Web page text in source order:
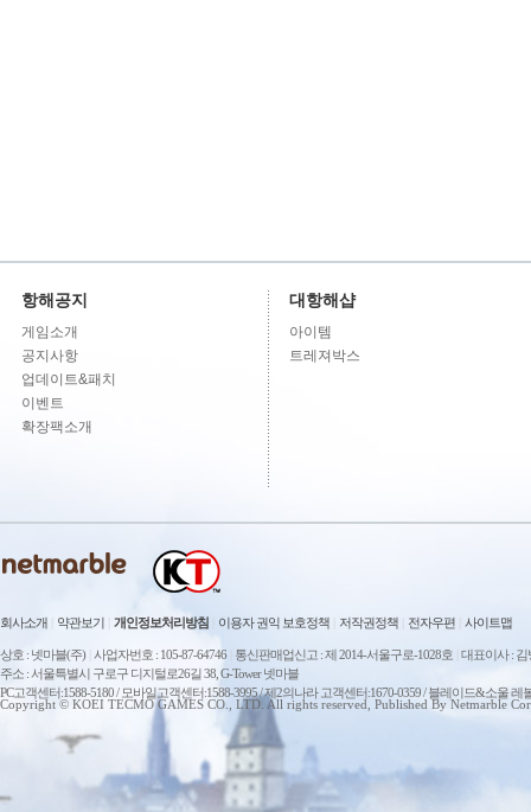
항해공지
게임소개
공지사항
업데이트&패치
이벤트
확장팩소개
대항해샵
아이템
트레져박스
회사소개 약관보기 개인정보처리방침 이용자 권익 보호정책 저작권정책 전자우편 사이트맵
상호 : 넷마블(주) 사업자번호 : 105-87-64746 통신판매업신고 : 제 2014-서울구로-1028호 대표이사 : 김
주소 : 서울특별시 구로구 디지털로26길 38, G-Tower 넷마블
PC고객센터:1588-5180 / 모바일고객센터:1588-3995 / 제2의나라 고객센터:1670-0359 / 블레이드&소울
Copyright © KOEI TECMO GAMES CO., LTD. All rights reserved, Published By Netmarble